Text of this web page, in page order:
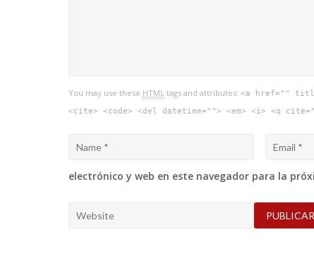
You may use these HTMLtags and attributes: <a href=""
<cite> <code> <del datetime=""> <em> <i> <q
electrónico y web en este navegador para la